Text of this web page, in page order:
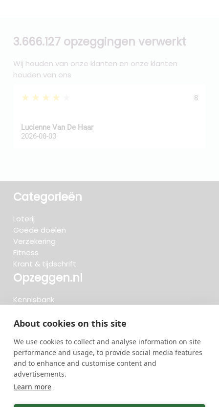
About cookies on this site
We use cookies to collect and analyse information on site
performance and usage, to provide social media features
and to enhance and customise content and
advertisements.
Learn more
3.666.127 opzeggingen verwerkt
Wij houden van onze klanten en onze klanten
houden van ons
★★★★★ 8
Lucienne Van De Haar
2026-08-03
Categorieën
Loterij
Goede doelen
Verzekering
Fitness
Krant & tijdschrift
Opzeggen.nl
Kennisbank
Beoordelingen
Meteen opzeggen